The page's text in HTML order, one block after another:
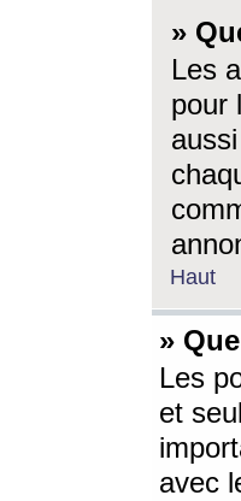
»
Les
pour
Haut
»
Les
et
avec